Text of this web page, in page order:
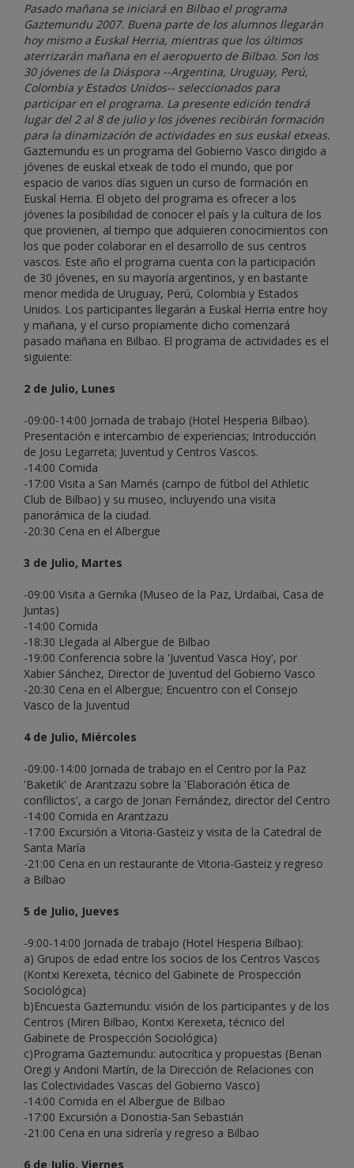
Pasado mañana se iniciará en Bilbao el programa
Gaztemundu 2007. Buena parte de los alumnos llegarán
hoy mismo a Euskal Herria, mientras que los últimos
aterrizarán mañana en el aeropuerto de Bilbao. Son los
30 jóvenes de la Diáspora --Argentina, Uruguay, Perú,
Colombia y Estados Unidos-- seleccionados para
participar en el programa. La presente edición tendrá
lugar del 2 al 8 de julio y los jóvenes recibirán formación
para la dinamización de actividades en sus euskal etxeas.
Gaztemundu es un programa del Gobierno Vasco dirigido a
jóvenes de euskal etxeak de todo el mundo, que por
espacio de varios días siguen un curso de formación en
Euskal Herria. El objeto del programa es ofrecer a los
jóvenes la posibilidad de conocer el país y la cultura de los
que provienen, al tiempo que adquieren conocimientos con
los que poder colaborar en el desarrollo de sus centros
vascos. Este año el programa cuenta con la participación
de 30 jóvenes, en su mayoría argentinos, y en bastante
menor medida de Uruguay, Perú, Colombia y Estados
Unidos. Los participantes llegarán a Euskal Herria entre hoy
y mañana, y el curso propiamente dicho comenzará
pasado mañana en Bilbao. El programa de actividades es el
siguiente:
2 de Julio, Lunes
-09:00-14:00 Jornada de trabajo (Hotel Hesperia Bilbao).
Presentación e intercambio de experiencias; Introducción
de Josu Legarreta; Juventud y Centros Vascos.
-14:00 Comida
-17:00 Visita a San Mamés (campo de fútbol del Athletic
Club de Bilbao) y su museo, incluyendo una visita
panorámica de la ciudad.
-20:30 Cena en el Albergue
3 de Julio, Martes
-09:00 Visita a Gernika (Museo de la Paz, Urdaibai, Casa de
Juntas)
-14:00 Comida
-18:30 Llegada al Albergue de Bilbao
-19:00 Conferencia sobre la 'Juventud Vasca Hoy', por
Xabier Sánchez, Director de Juventud del Gobierno Vasco
-20:30 Cena en el Albergue; Encuentro con el Consejo
Vasco de la Juventud
4 de Julio, Miércoles
-09:00-14:00 Jornada de trabajo en el Centro por la Paz
'Baketik' de Arantzazu sobre la 'Elaboración ética de
confllictos', a cargo de Jonan Fernández, director del Centro
-14:00 Comida en Arantzazu
-17:00 Excursión a Vitoria-Gasteiz y visita de la Catedral de
Santa María
-21:00 Cena en un restaurante de Vitoria-Gasteiz y regreso
a Bilbao
5 de Julio, Jueves
-9:00-14:00 Jornada de trabajo (Hotel Hesperia Bilbao):
a) Grupos de edad entre los socios de los Centros Vascos
(Kontxi Kerexeta, técnico del Gabinete de Prospección
Sociológica)
b)Encuesta Gaztemundu: visión de los participantes y de los
Centros (Miren Bilbao, Kontxi Kerexeta, técnico del
Gabinete de Prospección Sociológica)
c)Programa Gaztemundu: autocrítica y propuestas (Benan
Oregi y Andoni Martín, de la Dirección de Relaciones con
las Colectividades Vascas del Gobierno Vasco)
-14:00 Comida en el Albergue de Bilbao
-17:00 Excursión a Donostia-San Sebastián
-21:00 Cena en una sidrería y regreso a Bilbao
6 de Julio, Viernes